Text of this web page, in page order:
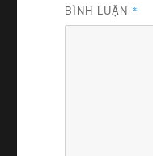
BÌNH LUẬN *